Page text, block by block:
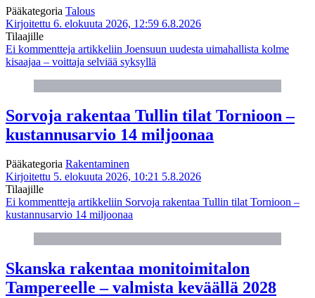
Pääkategoria Talous
Kirjoitettu 6. elokuuta 2026, 12:59 6.8.2026
Tilaajille
Ei kommentteja artikkeliin Joensuun uudesta uimahallista kolme
kisaajaa – voittaja selviää syksyllä
Sorvoja rakentaa Tullin tilat Tornioon –
kustannusarvio 14 miljoonaa
Pääkategoria Rakentaminen
Kirjoitettu 5. elokuuta 2026, 10:21 5.8.2026
Tilaajille
Ei kommentteja artikkeliin Sorvoja rakentaa Tullin tilat Tornioon –
kustannusarvio 14 miljoonaa
Skanska rakentaa monitoimitalon
Tampereelle – valmista keväällä 2028